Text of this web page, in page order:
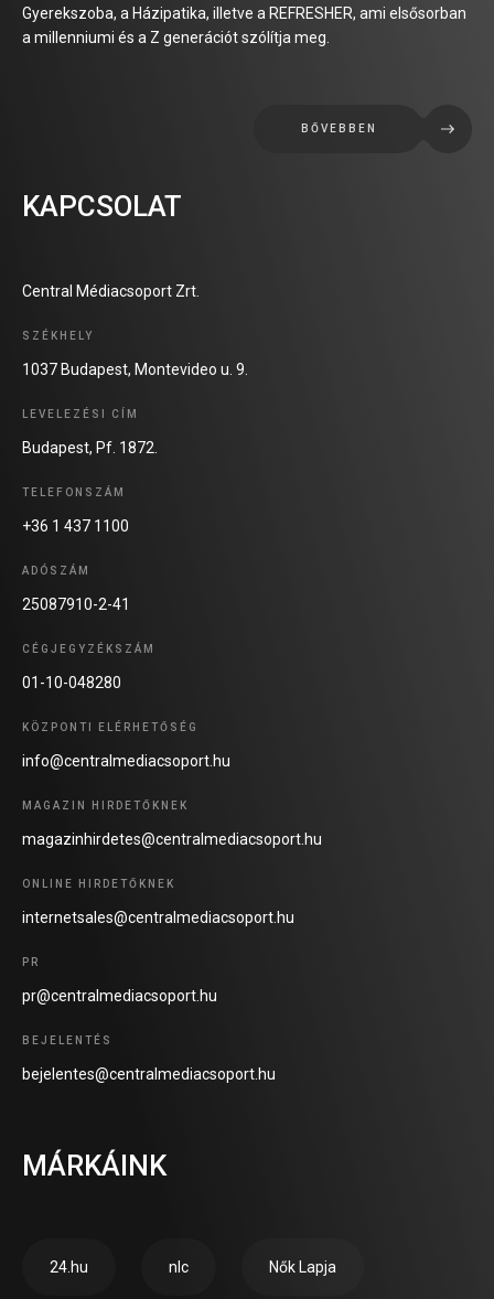
Gyerekszoba, a Házipatika, illetve a REFRESHER, ami elsősorban
a millenniumi és a Z generációt szólítja meg.
BŐVEBBEN
KAPCSOLAT
Central Médiacsoport Zrt.
SZÉKHELY
1037 Budapest, Montevideo u. 9.
LEVELEZÉSI CÍM
Budapest, Pf. 1872.
TELEFONSZÁM
+36 1 437 1100
ADÓSZÁM
25087910-2-41
CÉGJEGYZÉKSZÁM
01-10-048280
KÖZPONTI ELÉRHETŐSÉG
info@centralmediacsoport.hu
MAGAZIN HIRDETŐKNEK
magazinhirdetes@centralmediacsoport.hu
ONLINE HIRDETŐKNEK
internetsales@centralmediacsoport.hu
PR
pr@centralmediacsoport.hu
BEJELENTÉS
bejelentes@centralmediacsoport.hu
MÁRKÁINK
24.hu nlc Nők Lapja